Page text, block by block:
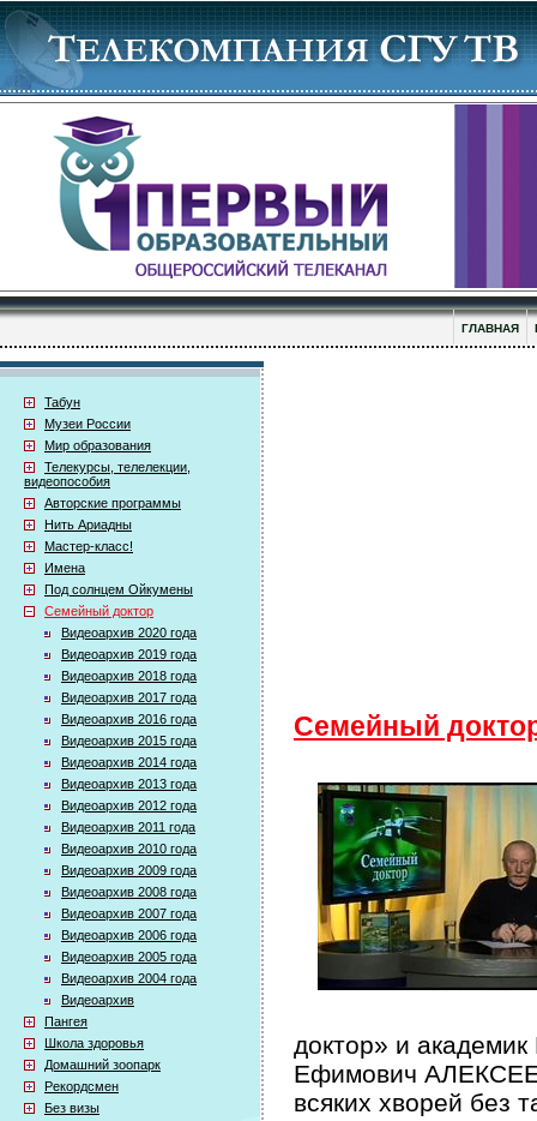
ГЛАВНАЯ
Табун
Музеи России
Мир образования
Телекурсы, телелекции,
видеопособия
Авторские программы
Нить Ариадны
Мастер-класс!
Имена
Под солнцем Ойкумены
Семейный доктор
Видеоархив 2020 года
Видеоархив 2019 года
Видеоархив 2018 года
Видеоархив 2017 года
Видеоархив 2016 года
Видеоархив 2015 года
Видеоархив 2014 года
Видеоархив 2013 года
Видеоархив 2012 года
Видеоархив 2011 года
Видеоархив 2010 года
Видеоархив 2009 года
Видеоархив 2008 года
Видеоархив 2007 года
Видеоархив 2006 года
Видеоархив 2005 года
Видеоархив 2004 года
Видеоархив
Пангея
Школа здоровья
Домашний зоопарк
Рекордсмен
Без визы
Семейный
доктор» и
Ефимович
всяких хворей без